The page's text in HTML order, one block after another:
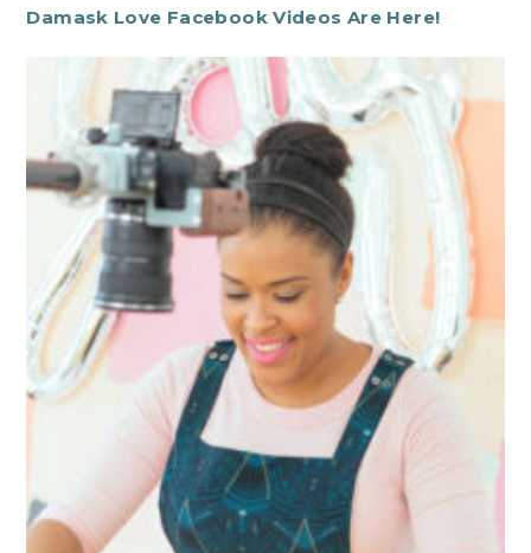
Damask Love Facebook Videos Are Here!